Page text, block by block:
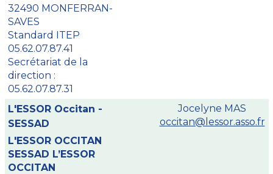
32490 MONFERRAN-
SAVES
Standard ITEP
05.62.07.87.41
Secrétariat de la
direction :
05.62.07.87.31
L'ESSOR Occitan -
SESSAD
L'ESSOR OCCITAN
SESSAD L’ESSOR
OCCITAN
Jocelyne MAS
occitan@lessor.asso.fr